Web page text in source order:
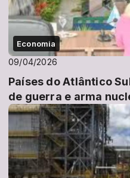
Economia
09/04/2026
Países do Atlântico
de guerra e arma